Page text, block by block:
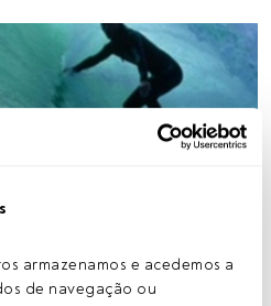
armazenamos e acedemos a
de navegação ou